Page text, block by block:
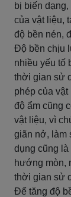
bị biến
của vật liệu,
độ bền nén,
Độ bền chịu
nhiều yếu tố
thời gian sử
phép của
độ ẩm cũng
vật liệu, vì
giãn nở, làm
dụng cũng là
hướng mòn,
thời gian sử
Để tăng độ